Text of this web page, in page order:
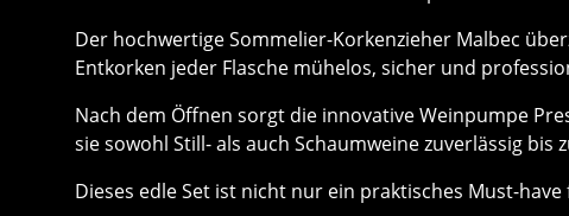
Der hochwertige Sommelier-Korkenzieher Malbec
Entkorken jeder Flasche mühelos, sicher und
Nach dem Öffnen sorgt die innovative Weinpumpe
sie sowohl Still- als auch Schaumweine zuverlässig
Dieses edle Set ist nicht nur ein praktisches Must-